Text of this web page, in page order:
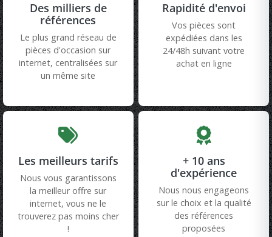
Des milliers de
références
Le plus grand réseau de
pièces d'occasion sur
internet, centralisées sur
un même site
Rapidité d'envoi
Vos pièces sont
expédiées dans les
24/48h suivant votre
achat en ligne
Les meilleurs tarifs
Nous vous garantissons
la meilleur offre sur
internet, vous ne le
trouverez pas moins cher
!
+ 10 ans
d'expérience
Nous nous engageons
sur le choix et la qualité
des références
proposées